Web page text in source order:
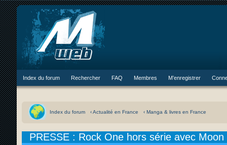
Index du forum Rechercher FAQ Membres M’enregistrer
Index du forum ‹ Actualité en France ‹ Manga & livres en France
PRESSE : Rock One hors série avec